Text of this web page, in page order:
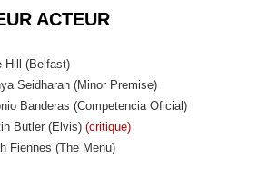
ACTEUR
Hill (Belfast)
Seidharan (Minor Premise)
Banderas (Competencia Oficial)
Butler (Elvis) (critique)
Fiennes (The Menu)